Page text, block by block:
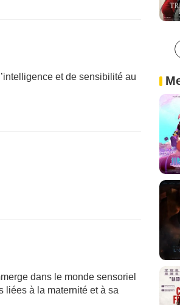
et de sensibilité au
dans le monde sensoriel
liées à la maternité et à sa